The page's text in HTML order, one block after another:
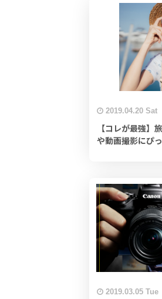
2019.04.20 Sat
【コレが最強】
や動画撮影にぴ
2019.03.05 Tue